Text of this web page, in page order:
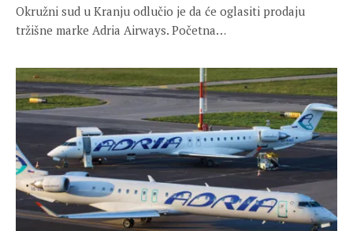
Okružni sud u Kranju odlučio je da će oglasiti prodaju
tržišne marke Adria Airways. Početna…